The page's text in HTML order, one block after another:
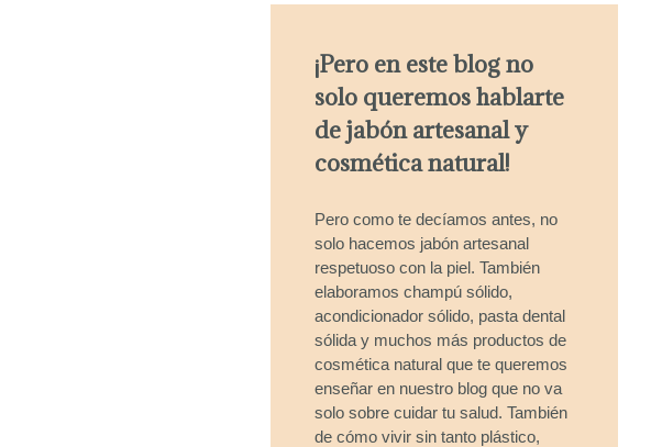
¡Pero en este blog no
solo queremos hablarte
de jabón artesanal y
cosmética natural!
Pero como te decíamos antes, no
solo hacemos jabón artesanal
respetuoso con la piel. También
elaboramos champú sólido,
acondicionador sólido, pasta dental
sólida y muchos más productos de
cosmética natural que te queremos
enseñar en nuestro blog que no va
solo sobre cuidar tu salud. También
de cómo vivir sin tanto plástico,